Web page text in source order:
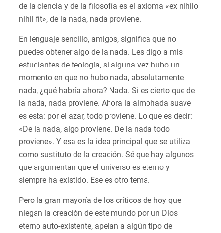
de la ciencia y de la filosofía es el axioma «ex nihilo
nihil fit», de la nada, nada proviene.
En lenguaje sencillo, amigos, significa que no
puedes obtener algo de la nada. Les digo a mis
estudiantes de teología, si alguna vez hubo un
momento en que no hubo nada, absolutamente
nada, ¿qué habría ahora? Nada. Si es cierto que de
la nada, nada proviene. Ahora la almohada suave
es esta: por el azar, todo proviene. Lo que es decir:
«De la nada, algo proviene. De la nada todo
proviene». Y esa es la idea principal que se utiliza
como sustituto de la creación. Sé que hay algunos
que argumentan que el universo es eterno y
siempre ha existido. Ese es otro tema.
Pero la gran mayoría de los críticos de hoy que
niegan la creación de este mundo por un Dios
eterno auto-existente, apelan a algún tipo de